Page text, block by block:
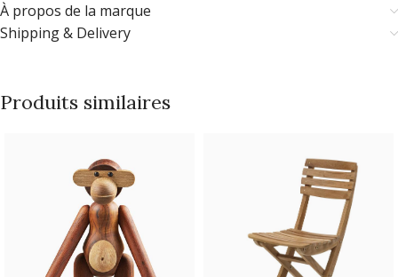
À propos de la marque
Shipping & Delivery
Produits similaires